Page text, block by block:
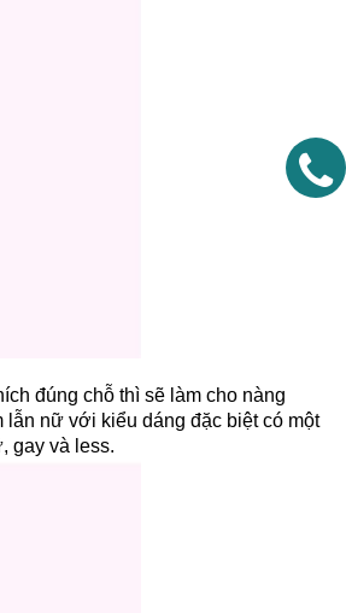
đúng chỗ thì sẽ làm cho nàng
lẫn nữ với kiểu dáng đặc biệt có một
gay và less.